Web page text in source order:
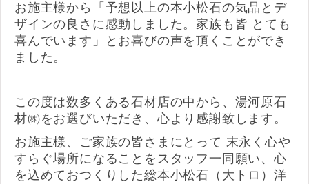
お施主様から「予想以上の本小松石の気品とデ
ザインの良さに感動しました。家族も皆 とても
喜んでいます」とお喜びの声を頂くことができ
ました。
この度は数多くある石材店の中から、湯河原石
材㈱をお選びいただき、心より感謝致します。
お施主様、ご家族の皆さまにとって 末永く心や
すらぐ場所になることをスタッフ一同願い、心
を込めておつくりした総本小松石（大トロ）洋